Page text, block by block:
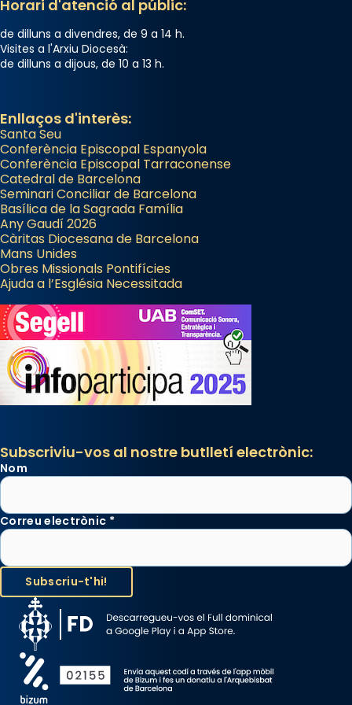
Horari d'atenció al públic:
de dilluns a divendres, de 9 a 14 h.
Visites a l'Arxiu Diocesà:
de dilluns a dijous, de 10 a 13 h.
Enllaços d'interès:
Santa Seu
Conferència Episcopal Espanyola
Conferència Episcopal Tarraconense
Catedral de Barcelona
Seminari Conciliar de Barcelona
Basílica de la Sagrada Família
Any Gaudí 2026
Càritas Diocesana de Barcelona
Mans Unides
Obres Missionals Pontifícies
Ajuda a l’Església Necessitada
Subscriviu-vos al nostre butlletí electrònic:
Nom
Correu electrònic *